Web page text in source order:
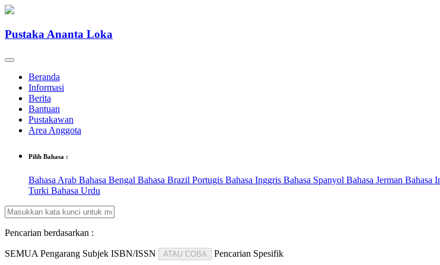
Pustaka Ananta Loka
Beranda
Informasi
Berita
Bantuan
Pustakawan
Area Anggota
Pilih Bahasa :
Bahasa Arab Bahasa Bengal Bahasa Brazil Portugis Bahasa Inggris Bahasa Spanyol Bahasa Jerman Bahasa
Turki Bahasa Urdu
Pencarian berdasarkan :
SEMUA Pengarang Subjek ISBN/ISSN ATAU COBA Pencarian Spesifik